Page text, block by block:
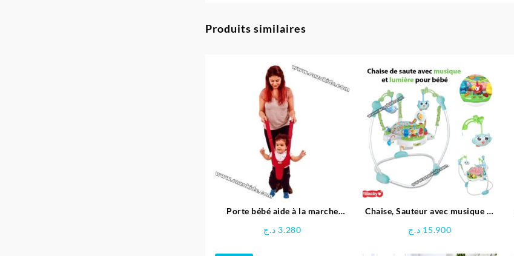
Produits similaires
Porte bébé aide à la marche
3.280 د.ج
Chaise, Sauteur avec musique et
15.900 د.ج